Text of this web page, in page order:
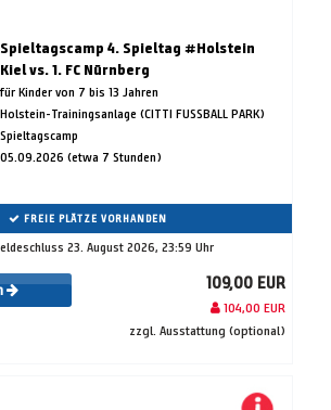
Spieltagscamp 4. Spieltag #Holstein
Kiel vs. 1. FC Nürnberg
für Kinder von 7 bis 13 Jahren
Holstein-Trainingsanlage (CITTI FUSSBALL PARK)
Spieltagscamp
05.09.2026 (etwa 7 Stunden)
FREIE PLÄTZE VORHANDEN
23. August 2026, 23:59 Uhr
109,00 EUR
104,00 EUR
zzgl. Ausstattung (optional)